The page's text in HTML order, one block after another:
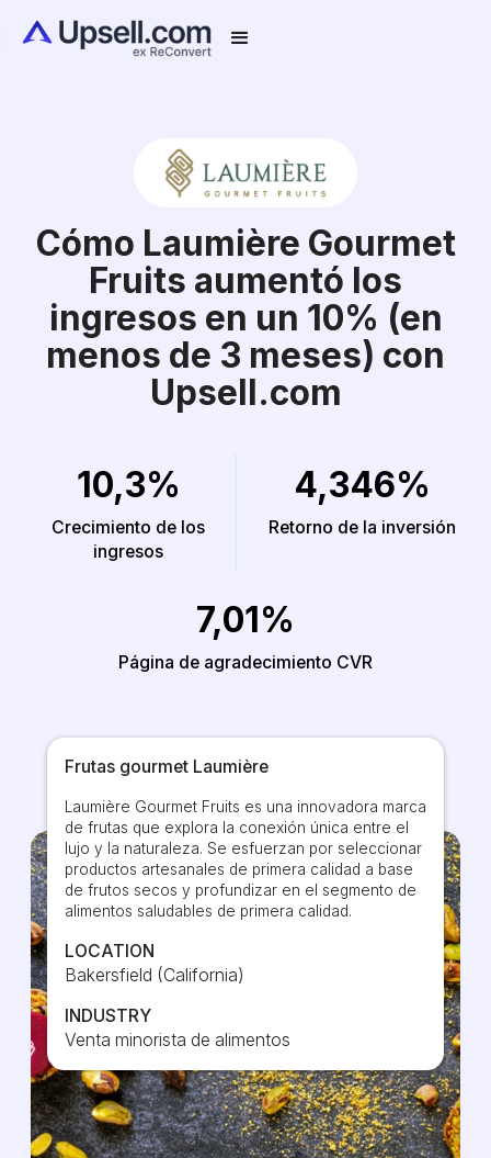
Cómo Laumière Gourmet
Fruits aumentó los
ingresos en un 10% (en
menos de 3 meses) con
Upsell.com
10,3%
Crecimiento de los
ingresos
4,346%
Retorno de la inversión
7,01%
Página de agradecimiento CVR
Frutas gourmet Laumière
Laumière Gourmet Fruits es una innovadora marca
de frutas que explora la conexión única entre el
lujo y la naturaleza. Se esfuerzan por seleccionar
productos artesanales de primera calidad a base
de frutos secos y profundizar en el segmento de
alimentos saludables de primera calidad.
LOCATION
Bakersfield (California)
INDUSTRY
Venta minorista de alimentos